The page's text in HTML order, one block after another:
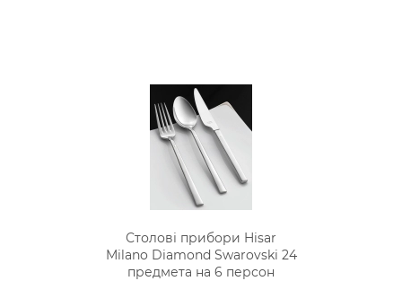
Столові прибори Hisar
Milano Diamond Swarovski 24
предмета на 6 персон